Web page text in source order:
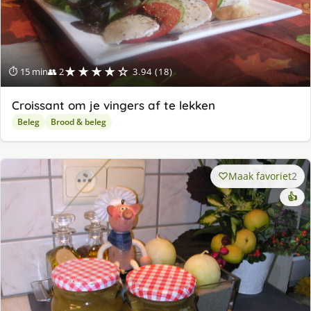
⏱ 15 min👥 2★★★★☆ 3.94 (18)
Croissant om je vingers af te lekken
Beleg Brood & beleg
Maak favoriet2
👍